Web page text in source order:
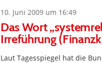
10. Juni 2009 um 16:49
Das Wort
Irreführung
Laut Tagesspiegel hat die